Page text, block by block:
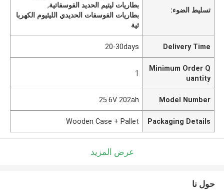
تسليط الضوء:
بطاريات ليتيم الحديد الفوسفاتية,
بطاريات الفوسفات الحديدي الليثيوم الكهربا
ئية
Delivery Time
20-30days
Minimum Order Q
uantity
1
Model Number
25.6V 202ah
Packaging Details
Wooden Case + Pallet
عرض المزيد
حول نا